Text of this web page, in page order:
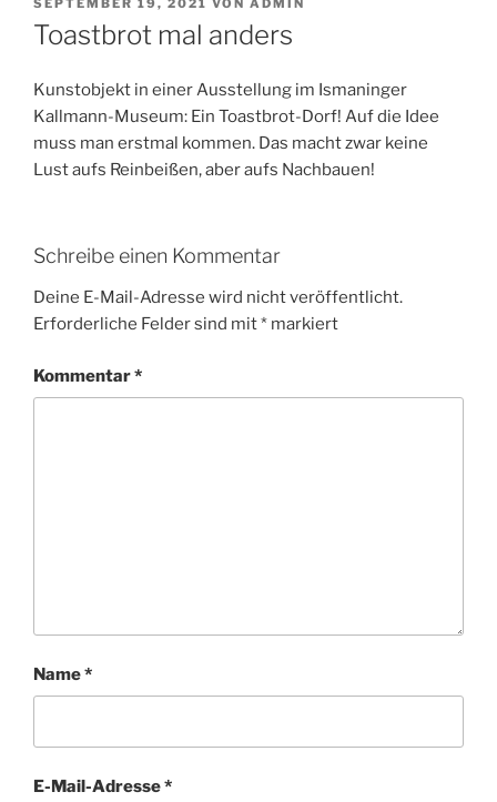
AM
SEPTEMBER 19, 2021 VON ADMIN
Toastbrot mal anders
Kunstobjekt in einer Ausstellung im Ismaninger
Kallmann-Museum: Ein Toastbrot-Dorf! Auf die Idee
muss man erstmal kommen. Das macht zwar keine
Lust aufs Reinbeißen, aber aufs Nachbauen!
Schreibe einen Kommentar
Deine E-Mail-Adresse wird nicht veröffentlicht.
Erforderliche Felder sind mit* markiert
Kommentar*
Name*
E-Mail-Adresse*